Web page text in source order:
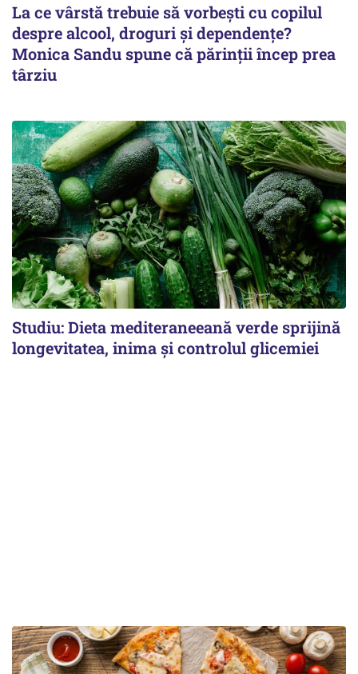
La ce vârstă trebuie să vorbești cu copilul
despre alcool, droguri și dependențe?
Monica Sandu spune că părinții încep prea
târziu
Studiu: Dieta mediteraneeană verde sprijină
longevitatea, inima și controlul glicemiei